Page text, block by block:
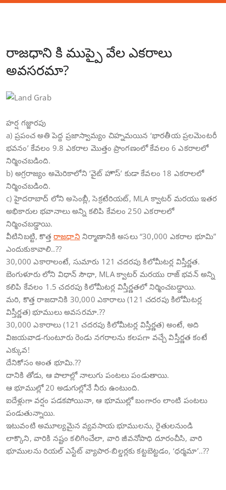
రాజధాని కి ముప్పై వేల ఎకరాలు
అవసరమా?
హర్ష గజ్జారపు
a) ప్రపంచ అతి పెద్ద ప్రజాస్వామ్యం చిహ్నమయిన ‘భారతీయ ప్రలమెంటరీ
భవనం’ కేవలం 9.8 ఎకరాల మొత్తం ప్రాంగణంలో కేవలం 6 ఎకరాలలో
నిర్మించబడింది.
b) అగ్రరాజ్యం అమెరికాలోని ‘వైట్ హౌస్’ కుడా కేవలం 18 ఎకరాలలో
నిర్మించబడింది.
c) హైదరాబాద్ లోని అసెంబ్లీ, సెక్రటేరియట్, MLA క్వాటర్ మరయు ఇతర
అభికారుల భవానాలు అన్ని కలిపి కేవలం 250 ఎకరాలలో
నిర్మించబడ్డాయి.
వీటినిబట్టి, కొత్త రాజధాని నిర్మాణానికి అసలు “30,000 ఎకరాల భూమి”
ఎందుకుకావాలి..??
30,000 ఎకారాలంటే, సుమారు 121 చదరపు కిలోమీటర్ల విస్తీర్ణత.
బెంగుళూరు లోని విధాన్ సౌధా, MLA క్వాటర్ మరయు రాజ్ భవన్ అన్ని
కలిపి కేవలం 1.5 చదరపు కిలోమీటర్ల విస్తీర్ణతలో నిర్మించబడ్డాయి.
మరి, కొత్త రాజదానికి 30,000 ఎకారాలు (121 చదరపు కిలోమీటర్ల
విస్తీర్ణత) భూములు అవసరమా.??
30,000 ఎకారాలు (121 చదరపు కిలోమీటర్ల విస్తీర్ణత) అంటే, అది
విజయవాడ-గుంటూరు రెండు నగరాలను కలపగా వచ్చే విస్తీర్ణత కంటే
ఎక్కువ!
దేనికోసం అంత భూమి.??
దానికి తోడు, ఆ పొలాల్లో నాలుగు పంటలు పండుతాయి.
ఆ భూముల్లో 20 అడుగుల్లోనే నీరు ఉంటుంది.
ఐదేళ్లుగా వర్షం పడకపోయినా, ఆ భూముల్లో బంగారం లాంటి పంటలు
పండుతున్నాయి.
ఇటువంటి అమూల్యమైన వ్యవసాయ భూములను, రైతులనుండి
లాక్కొని, వారికి నష్టం కలిగించేలా, వారి జీవనోపాధి దూరంచీసి, వారి
భూములను రియల్ ఎస్టేట్ వ్యాపార-బిల్డర్లకు కట్టబెట్టడం, ‘ధర్మమా’..??